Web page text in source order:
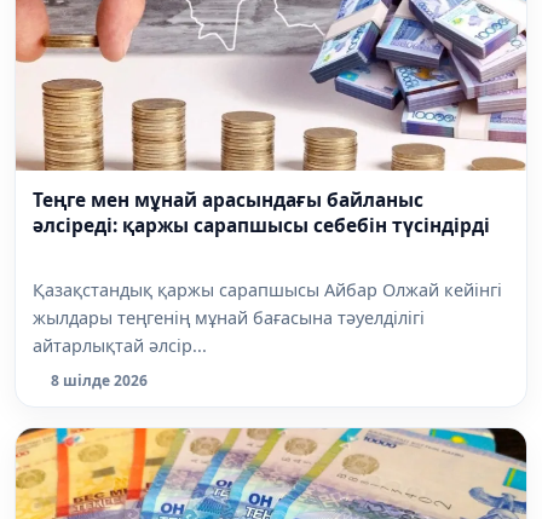
Теңге мен мұнай арасындағы байланыс
әлсіреді: қаржы сарапшысы себебін түсіндірді
Қазақстандық қаржы сарапшысы Айбар Олжай кейінгі
жылдары теңгенің мұнай бағасына тәуелділігі
айтарлықтай әлсір...
8 шілде 2026